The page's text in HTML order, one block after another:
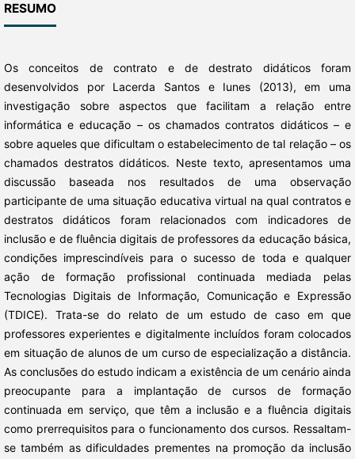
RESUMO
Os conceitos de contrato e de destrato didáticos foram
desenvolvidos por Lacerda Santos e Iunes (2013), em uma
investigação sobre aspectos que facilitam a relação entre
informática e educação – os chamados contratos didáticos – e
sobre aqueles que dificultam o estabelecimento de tal relação – os
chamados destratos didáticos. Neste texto, apresentamos uma
discussão baseada nos resultados de uma observação
participante de uma situação educativa virtual na qual contratos e
destratos didáticos foram relacionados com indicadores de
inclusão e de fluência digitais de professores da educação básica,
condições imprescindíveis para o sucesso de toda e qualquer
ação de formação profissional continuada mediada pelas
Tecnologias Digitais de Informação, Comunicação e Expressão
(TDICE). Trata-se do relato de um estudo de caso em que
professores experientes e digitalmente incluídos foram colocados
em situação de alunos de um curso de especialização a distância.
As conclusões do estudo indicam a existência de um cenário ainda
preocupante para a implantação de cursos de formação
continuada em serviço, que têm a inclusão e a fluência digitais
como prerrequisitos para o funcionamento dos cursos. Ressaltam-
se também as dificuldades prementes na promoção da inclusão